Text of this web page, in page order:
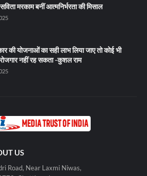
मरकाम बनीं आत्मनिर्भरता की मिसाल
की योजनाओं का सही लाभ लिया जाए तो कोई भी
नहीं रह सकता -कुशल राम
US
Road, Near Laxmi Niwas,